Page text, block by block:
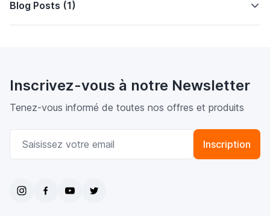
Blog Posts (1)
Inscrivez-vous à notre Newsletter
Tenez-vous informé de toutes nos offres et produits
Adresse email
Inscription